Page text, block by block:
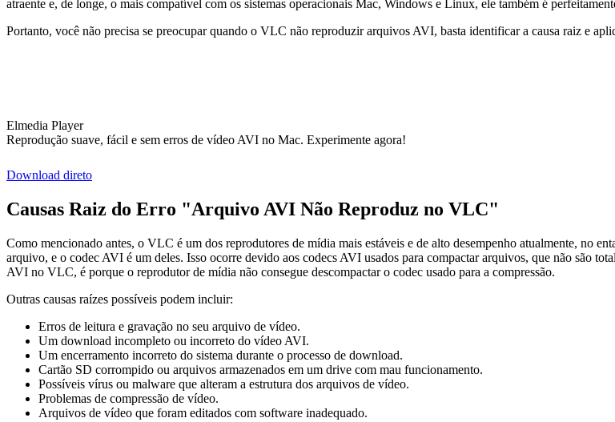
atraente e, de longe, o mais compatível com os sistemas operacionais Mac, Windows e Linux, ele também é
Portanto, você não precisa se preocupar quando o VLC não reproduzir arquivos AVI, basta identificar a causa raiz e
Elmedia Player
Reprodução suave, fácil e sem erros de vídeo AVI no Mac. Experimente agora!
Download direto
Causas Raiz do Erro "Arquivo AVI Não Reproduz no VLC"
Como mencionado antes, o VLC é um dos reprodutores de mídia mais estáveis e de alto desempenho atualmente, no
arquivo, e o codec AVI é um deles. Isso ocorre devido aos codecs AVI usados para compactar arquivos, que não são
AVI no VLC, é porque o reprodutor de mídia não consegue descompactar o codec usado para a compressão.
Outras causas raízes possíveis podem incluir:
Erros de leitura e gravação no seu arquivo de vídeo.
Um download incompleto ou incorreto do vídeo AVI.
Um encerramento incorreto do sistema durante o processo de download.
Cartão SD corrompido ou arquivos armazenados em um drive com mau funcionamento.
Possíveis vírus ou malware que alteram a estrutura dos arquivos de vídeo.
Problemas de compressão de vídeo.
Arquivos de vídeo que foram editados com software inadequado.